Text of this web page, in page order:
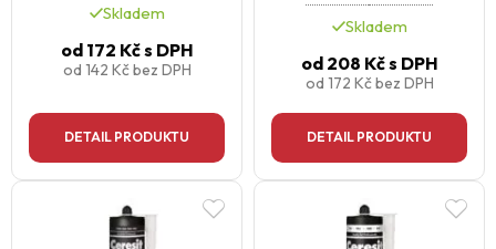
Skladem
od172 Kčs DPH
od 142 Kčbez DPH
DETAIL PRODUKTU
Skladem
od208 Kčs DPH
od 172 Kčbez DPH
DETAIL PRODUKTU